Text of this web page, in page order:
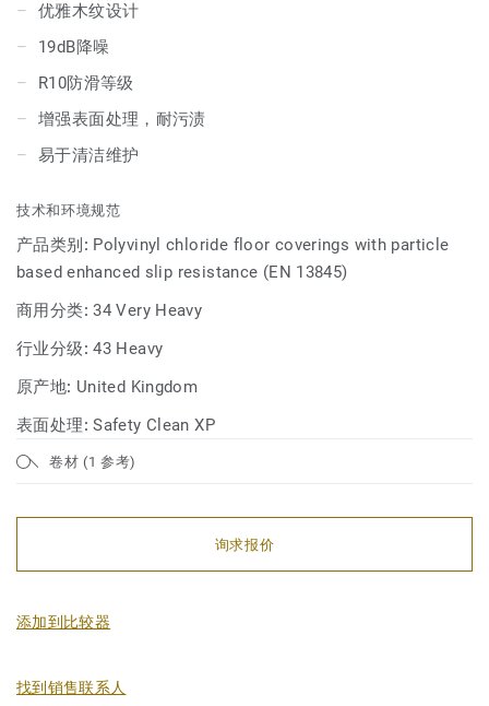
优雅木纹设计
19dB降噪
R10防滑等级
增强表面处理，耐污渍
易于清洁维护
技术和环境规范
产品类别: Polyvinyl chloride floor coverings with particle
based enhanced slip resistance (EN 13845)
商用分类:34 Very Heavy
行业分级:43 Heavy
原产地: United Kingdom
表面处理:Safety Clean XP
卷材 (1 参考)
询求报价
添加到比较器
找到销售联系人